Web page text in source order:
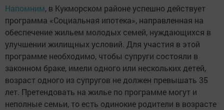
Напомним, в Кукморском районе успешно действует
программа «Социальная ипотека», направленная на
обеспечение жильем молодых семей, нуждающихся в
улучшении жилищных условий. Для участия в этой
программе необходимо, чтобы супруги состояли в
законном браке, имели одного или нескольких детей,
возраст одного из супругов не должен превышать 35
лет. Претендовать на жилье по программе могут и
неполные семьи, то есть одинокие родители в возрасте